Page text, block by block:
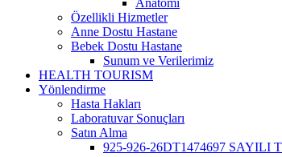
Özellikli Hizmetler
Anne Dostu Hastane
Bebek Dostu Hastane
Sunum ve Verilerimiz
HEALTH TOURISM
Yönlendirme
Hasta Hakları
Laboratuvar Sonuçları
Satın Alma
925-926-26DT1474697 SAYILI